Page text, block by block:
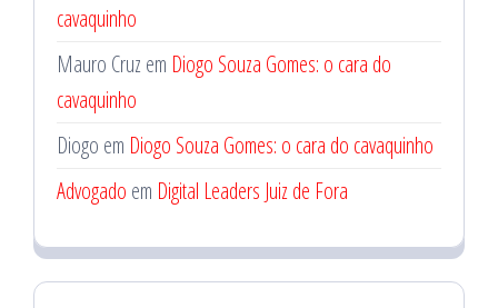
cavaquinho
Mauro Cruz em Diogo Souza Gomes: o cara do
cavaquinho
Diogo em Diogo Souza Gomes: o cara do cavaquinho
Advogado em Digital Leaders Juiz de Fora